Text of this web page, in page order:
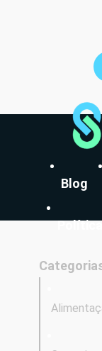
Blog